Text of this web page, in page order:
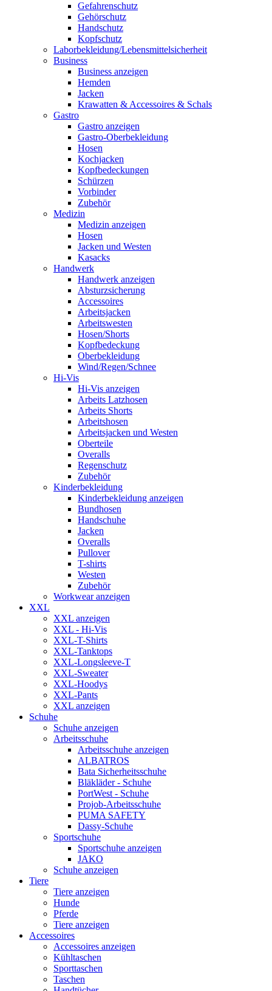
Gefahrenschutz
Gehörschutz
Handschutz
Kopfschutz
Laborbekleidung/Lebensmittelsicherheit
Business
Business anzeigen
Hemden
Jacken
Krawatten & Accessoires & Schals
Gastro
Gastro anzeigen
Gastro-Oberbekleidung
Hosen
Kochjacken
Kopfbedeckungen
Schürzen
Vorbinder
Zubehör
Medizin
Medizin anzeigen
Hosen
Jacken und Westen
Kasacks
Handwerk
Handwerk anzeigen
Absturzsicherung
Accessoires
Arbeitsjacken
Arbeitswesten
Hosen/Shorts
Kopfbedeckung
Oberbekleidung
Wind/Regen/Schnee
Hi-Vis
Hi-Vis anzeigen
Arbeits Latzhosen
Arbeits Shorts
Arbeitshosen
Arbeitsjacken und Westen
Oberteile
Overalls
Regenschutz
Zubehör
Kinderbekleidung
Kinderbekleidung anzeigen
Bundhosen
Handschuhe
Jacken
Overalls
Pullover
T-shirts
Westen
Zubehör
Workwear anzeigen
XXL
XXL anzeigen
XXL - Hi-Vis
XXL-T-Shirts
XXL-Tanktops
XXL-Longsleeve-T
XXL-Sweater
XXL-Hoodys
XXL-Pants
XXL anzeigen
Schuhe
Schuhe anzeigen
Arbeitsschuhe
Arbeitsschuhe anzeigen
ALBATROS
Bata Sicherheitsschuhe
Bläkläder - Schuhe
PortWest - Schuhe
Projob-Arbeitsschuhe
PUMA SAFETY
Dassy-Schuhe
Sportschuhe
Sportschuhe anzeigen
JAKO
Schuhe anzeigen
Tiere
Tiere anzeigen
Hunde
Pferde
Tiere anzeigen
Accessoires
Accessoires anzeigen
Kühltaschen
Sporttaschen
Taschen